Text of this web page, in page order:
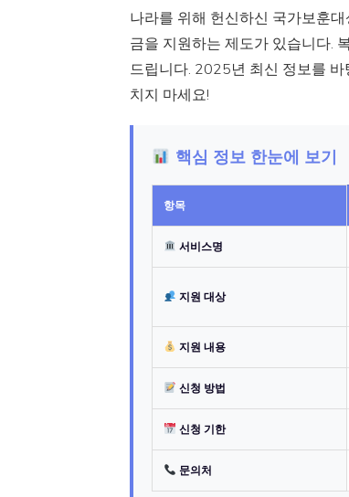
나라를 위해 헌신하신 국가보훈
금을 지원하는 제도가 있습니다.
드립니다. 2025년 최신 정보를
치지 마세요!
핵심 정보 한눈에 보기
항목
서비스명
지원 대상
지원 내용
신청 방법
신청 기한
문의처